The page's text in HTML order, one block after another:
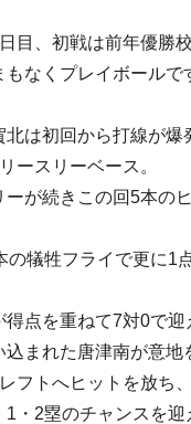
目、初戦は前年優勝
なくプレイボールで
は初回から打線が爆
ースリーベース。
ーが続きこの回5本の
の犠牲フライで更に1
点を重ねて7対0で迎
まれた唐津南が意地
フトへヒットを放ち
1・2塁のチャンスを